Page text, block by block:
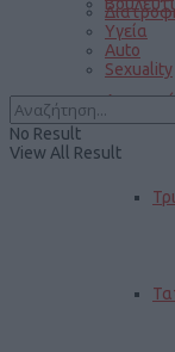
Υγεία
Auto
Sexuality
No Result
View All Result